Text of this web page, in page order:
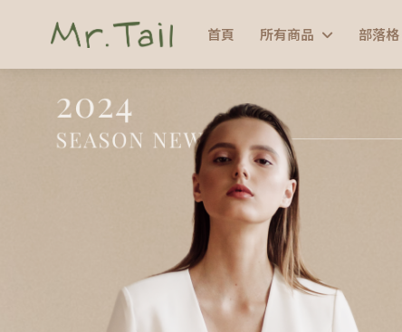
首頁 所有商品 部落